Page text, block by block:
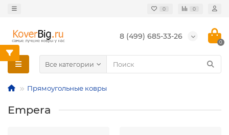
0 0
8 (499) 685-33-26
0
Все категории
Прямоугольные ковры
Empera